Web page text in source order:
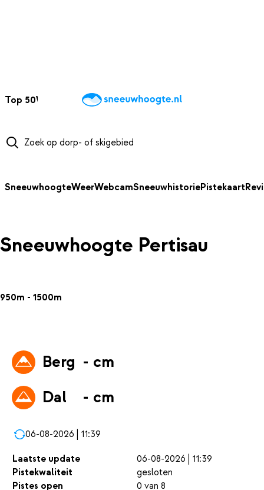
Top 50Webcams WintersportweerKaarten
SneeuwhoogteWeerWebcamSneeuwhistoriePistekaart
Sneeuwhoogte Pertisau
950m - 1500m
Berg - cm
Dal
- cm
06-08-2026 | 11:39
Laatste update
06-08-2026 | 11:39
Pistekwaliteit
gesloten
Pistes open
0 van 8